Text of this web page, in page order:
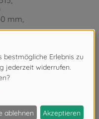
mm,
durch Kleinteile.